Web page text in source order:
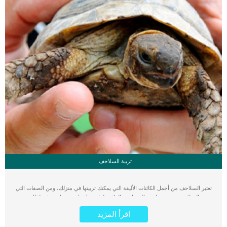
تربية السلاحف
تعتبر السلاحف من أجمل الكائنات الأليفة التي يمكنك تربيتها في منزلك، ومن الصفات التي
تميز السلاحف عن غيرها هى الحساسية الزائدة لما يحيط بها من عوامل بيئية لذلك يجب
عليك معرفة الطريقة الصحيحة لتربية السلاحف قبل شرائها، حيث تتطلب تربية السلاحف
في المنزل توفير جميع الاحتياجات اللازمة لها مثل المكان المناسب والغذاء والإضاءة والماء
مع الحرص على النظافة الجيدة، كل هذه العوامل تساهم في الحفاظ على السلاحف
اقرأ المزيد